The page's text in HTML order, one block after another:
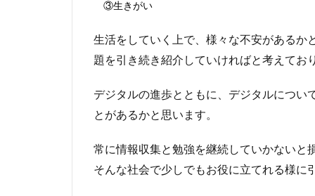
③生きがい
生活をしていく上で、様々な不安があるか
題を引き続き紹介していければと考えてお
デジタルの進歩とともに、デジタルについ
とがあるかと思います。
常に情報収集と勉強を継続していかないと
そんな社会で少しでもお役に立てれる様